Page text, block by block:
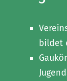
bildet